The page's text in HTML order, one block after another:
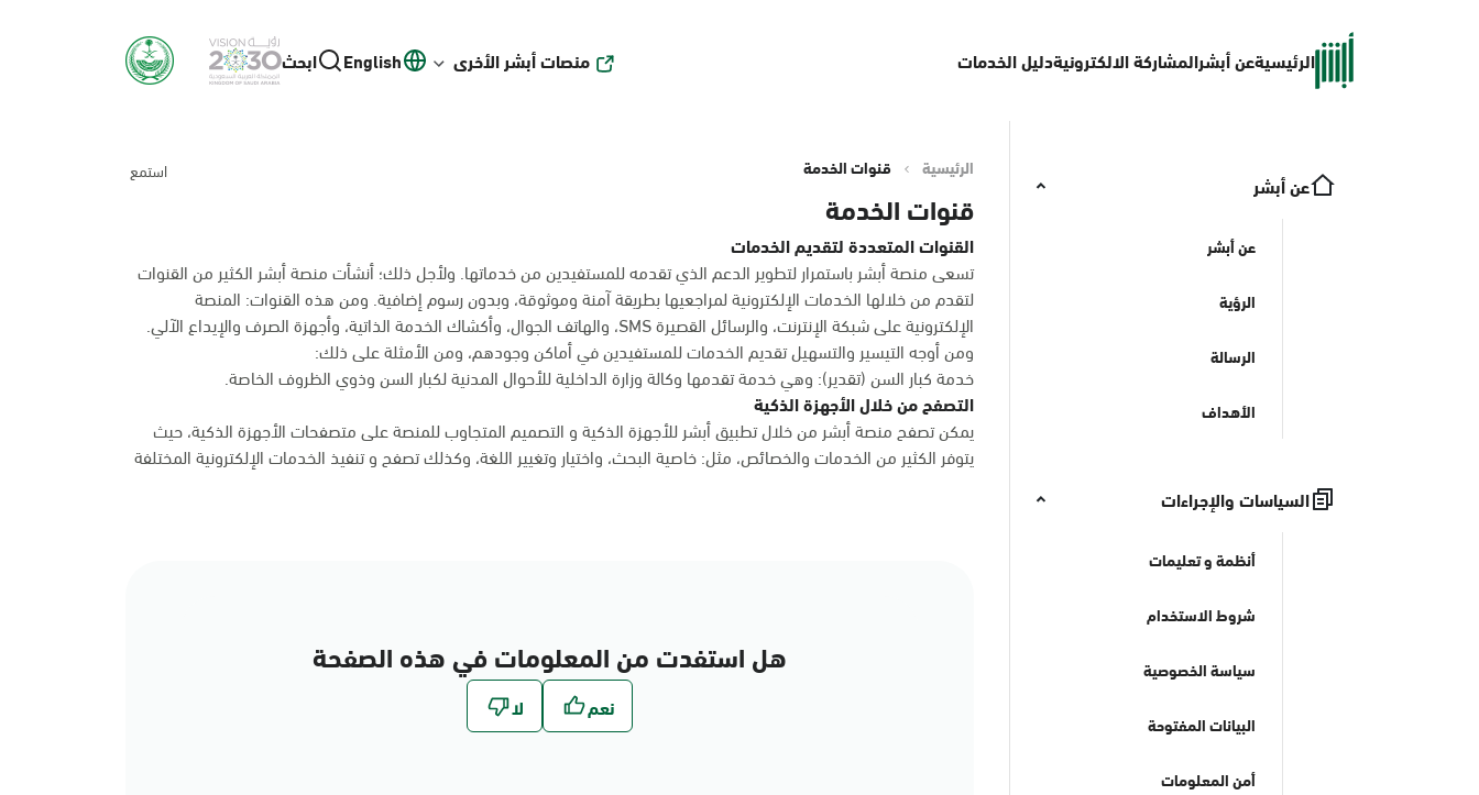
الرئيسيةعن أبشرالمشاركة الالكترونيةدليل الخدمات منصات أبشر الأخرى English ابحث
عن أبشر
عن أبشر
الرؤية
الرسالة
الأهداف
السياسات والإجراءات
أنظمة و تعليمات
شروط الاستخدام
سياسة الخصوصية
البيانات المفتوحة
أمن المعلومات
الرئيسية قنوات الخدمة استمع
قنوات الخدمة
القنوات المتعددة لتقديم الخدمات
تسعى منصة أبشر باستمرار لتطوير الدعم الذي تقدمه للمستفيدين من خدماتها. ولأجل ذلك؛ أنشأت منصة أبشر الكثير من القنوات
لتقدم من خلالها الخدمات الإلكترونية لمراجعيها بطريقة آمنة وموثوقة، وبدون رسوم إضافية. ومن هذه القنوات: المنصة
الإلكترونية على شبكة الإنترنت، والرسائل القصيرة SMS، والهاتف الجوال، وأكشاك الخدمة الذاتية، وأجهزة الصرف والإيداع الآلي.
ومن أوجه التيسير والتسهيل تقديم الخدمات للمستفيدين في أماكن وجودهم، ومن الأمثلة على ذلك:
خدمة كبار السن (تقدير): وهي خدمة تقدمها وكالة وزارة الداخلية للأحوال المدنية لكبار السن وذوي الظروف الخاصة.
التصفح من خلال الأجهزة الذكية
يمكن تصفح منصة أبشر من خلال تطبيق أبشر للأجهزة الذكية و التصميم المتجاوب للمنصة على متصفحات الأجهزة الذكية، حيث
يتوفر الكثير من الخدمات والخصائص، مثل: خاصية البحث، واختيار وتغيير اللغة، وكذلك تصفح و تنفيذ الخدمات الإلكترونية المختلفة
هل استفدت من المعلومات في هذه الصفحة